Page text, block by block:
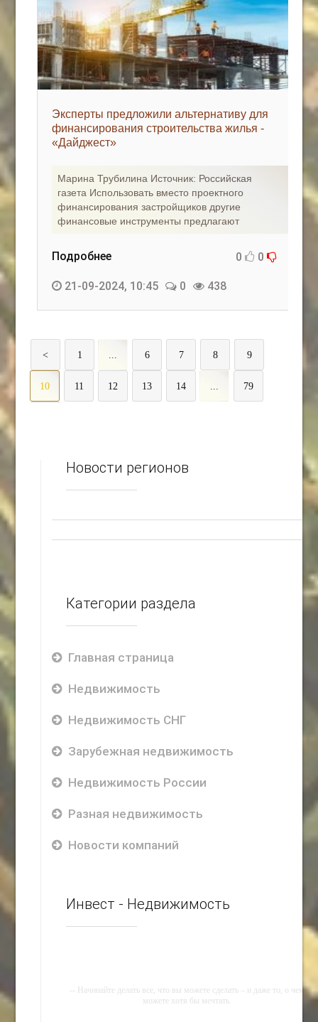
Эксперты предложили альтернативу для
финансирования строительства жилья -
«Дайджест»
Марина Трубилина Источник: Российская
газета Использовать вместо проектного
финансирования застройщиков другие
финансовые инструменты предлагают
Подробнее 0 0
21-09-2024, 10:45 0 438
< 1 ... 6 7 8 9
10 11 12 13 14 ... 79
Новости регионов
Категории раздела
Главная страница
Недвижимость
Недвижимость СНГ
Зарубежная недвижимость
Недвижимость России
Разная недвижимость
Новости компаний
Инвест - Недвижимость
-- Начинайте делать все, что вы можете сделать – и даже то, о чем
можете хотя бы мечтать.